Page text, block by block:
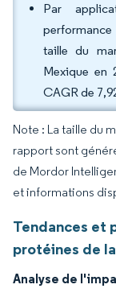
Par
taille du
Mexique en
CAGR de
Note : La taille du
rapport sont
de Mordor
et informations
Tendances et
protéines de
Analyse de